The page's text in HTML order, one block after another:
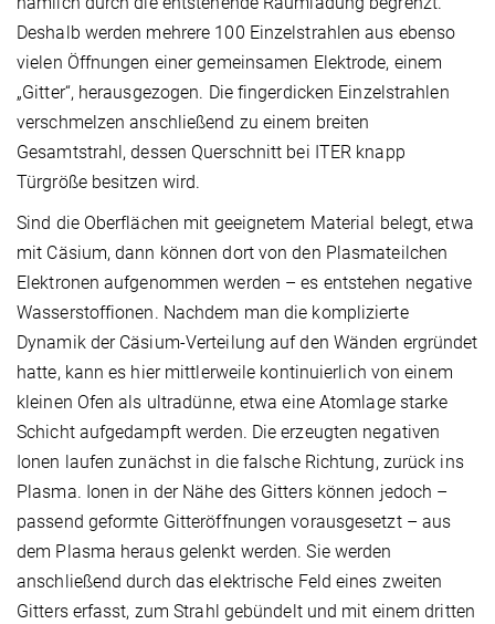
Deshalb werden mehrere 100 Einzelstrahlen aus ebenso
vielen Öffnungen einer gemeinsamen Elektrode, einem
„Gitter“, herausgezogen. Die fingerdicken Einzelstrahlen
verschmelzen anschließend zu einem breiten
Gesamtstrahl, dessen Querschnitt bei ITER knapp
Türgröße besitzen wird.
Sind die Oberflächen mit geeignetem Material belegt, etwa
mit Cäsium, dann können dort von den Plasmateilchen
Elektronen aufgenommen werden – es entstehen negative
Wasserstoffionen. Nachdem man die komplizierte
Dynamik der Cäsium-Verteilung auf den Wänden ergründet
hatte, kann es hier mittlerweile kontinuierlich von einem
kleinen Ofen als ultradünne, etwa eine Atomlage starke
Schicht aufgedampft werden. Die erzeugten negativen
Ionen laufen zunächst in die falsche Richtung, zurück ins
Plasma. Ionen in der Nähe des Gitters können jedoch –
passend geformte Gitteröffnungen vorausgesetzt – aus
dem Plasma heraus gelenkt werden. Sie werden
anschließend durch das elektrische Feld eines zweiten
Gitters erfasst, zum Strahl gebündelt und mit einem dritten